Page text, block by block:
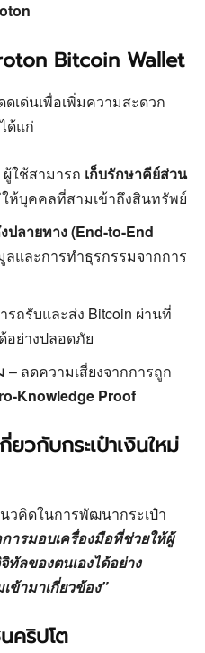
Bitcoin Wallet
เด่นเพื่อเพิ่มความสะดวก
ด้แก่
ผู้ใช้สามารถ เก็บรักษาคีย์ส่วน
ห้บุคคลที่สามเข้าถึงสินทรัพย์
ปลายทาง (End-to-End
และการทำธุรกรรมจากการ
รถรับและส่ง Bitcoin ผ่านที่
อย่างปลอดภัย
– ลดความเสี่ยงจากการถูก
Knowledge Proof
วกับกระเป๋าเงินใหม่
วคิดในการพัฒนากระเป๋า
การมอบเครื่องมือที่ช่วยให้ผู้
ลของตนเองได้อย่าง
ามาเกี่ยวข้อง”
คริปโต